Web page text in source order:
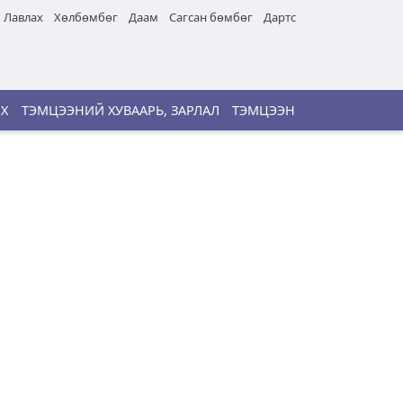
Лавлах Хөлбөмбөг Даам Сагсан бөмбөг Дартс
ТЭМЦЭЭНИЙ ХУВААРЬ, ЗАРЛАЛ ТЭМЦЭЭН